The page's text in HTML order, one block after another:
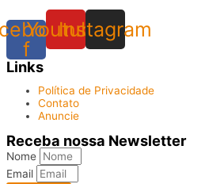
f
Youtube
Instagram
Links
Política de Privacidade
Contato
Anuncie
Receba nossa Newsletter
Nome
Email